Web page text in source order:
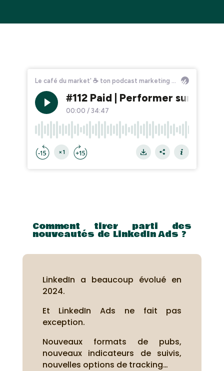
Comment tirer parti des
nouveautés de LinkedIn Ads ?
LinkedIn a beaucoup évolué en
2024.
Et LinkedIn Ads ne fait pas
exception.
Nouveaux formats de pubs,
nouveaux indicateurs de suivis,
nouvelles options de tracking…